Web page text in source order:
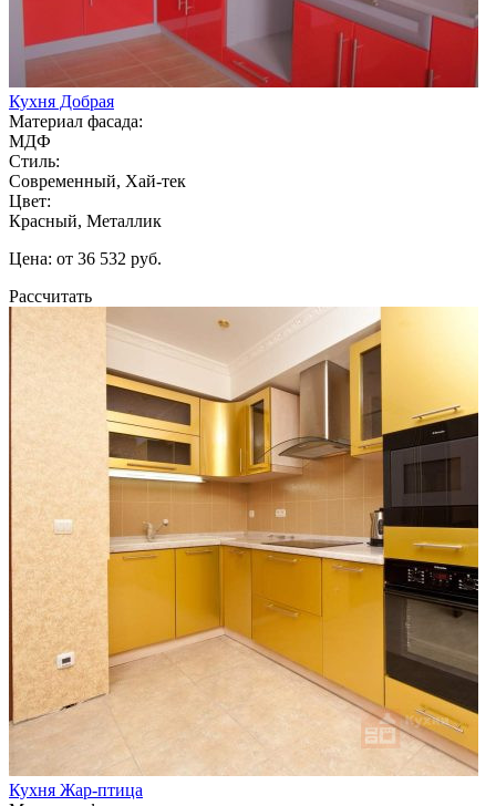
Кухня Добрая
Материал фасада:
МДФ
Стиль:
Современный, Хай-тек
Цвет:
Красный, Металлик
Цена: от 36 532 руб.
Рассчитать
Кухня Жар-птица